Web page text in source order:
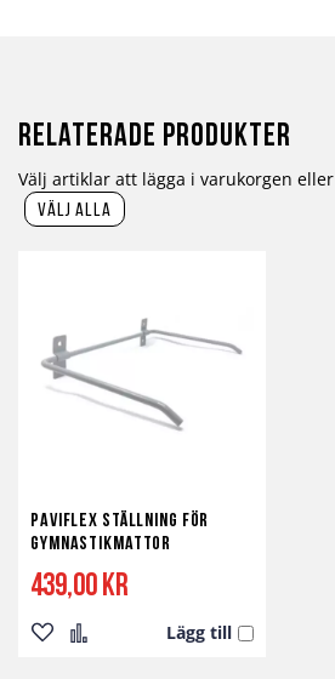
Relaterade produkter
Välj artiklar att lägga i varukorgen eller
välj alla
Paviflex Ställning för
Gymnastikmattor
439,00 kr
Lägg till
Lägg Lägg